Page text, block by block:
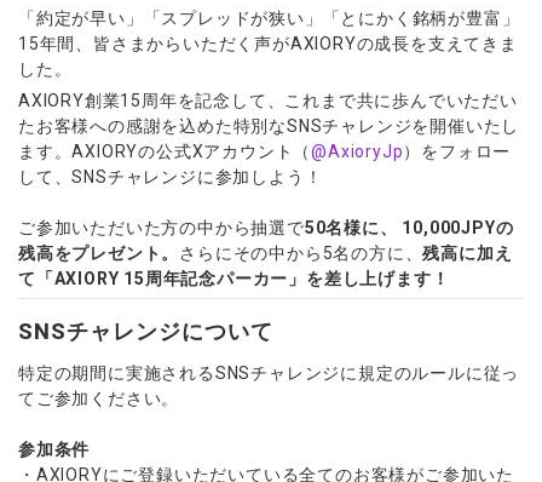
エネルギーCFD
貴金属CFD
ソフトコモディティCFD
バトルCFD
約定率
取引時間
取引計算シミュレーター
注文執行ポリシー
経済指標・予測カレンダー
ウォレット口座
NEW
cTrader
AXIORYアプリ
AXIORYポータル
カスタムインジケーター
日本時間表示インジケータ
ストライク インジケータ
MQLシグナル
NEW
通貨インデックス
特別・VIPプログラム
NEW
お知らせ
マーケットニュース
コーポレートニュース
キャンペーン
トレードガイド
NEW
企業情報
役員紹介
お問合せ
よくあるご質問
日本語
عربى
English
Español
ไทย
Tiếng Việt
口座開設する
法人のお客様は こちら
「約定が早い」「スプレッドが狭い」「とにかく銘柄が豊富」
15年間、皆さまからいただく声がAXIORYの成長を支えてきま
した。
AXIORY創業15周年を記念して、これまで共に歩んでいただい
たお客様への感謝を込めた特別なSNSチャレンジを開催いたし
ます。AXIORYの公式Xアカウント（@AxioryJp）をフォロー
して、SNSチャレンジに参加しよう！
ご参加いただいた方の中から抽選で50名様に、 10,000JPYの
残高をプレゼント。 さらにその中から5名の方に、残高に加え
て「AXIORY 15周年記念パーカー」を差し上げます！
SNSチャレンジについて
特定の期間に実施されるSNSチャレンジに規定のルールに従っ
てご参加ください。
参加条件
・AXIORYにご登録いただいている全てのお客様がご参加いた